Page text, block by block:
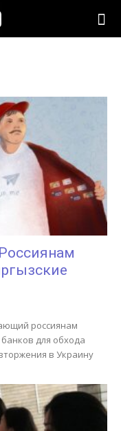
россиянам
для обхода
в Украину